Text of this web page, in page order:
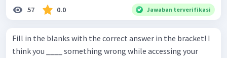
57 0.0 Jawaban terverifikasi
Fill in the blanks with the correct answer in the bracket! I
think you ____ something wrong while accessing your